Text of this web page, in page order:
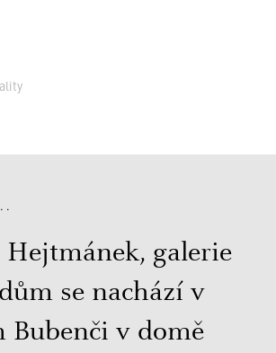
Hejtmánek, galerie
dům se nachází v
Bubenči v domě